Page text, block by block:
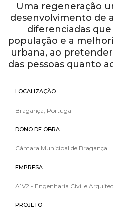
Uma regeneração
desenvolvimento de
diferenciadas que
população e a
urbana, ao
das pessoas quanto
LOCALIZAÇÃO
Bragança, Portugal
DONO DE OBRA
Câmara Municipal de Bragança
EMPRESA
A1V2 - Engenharia Civil e
PROJETO